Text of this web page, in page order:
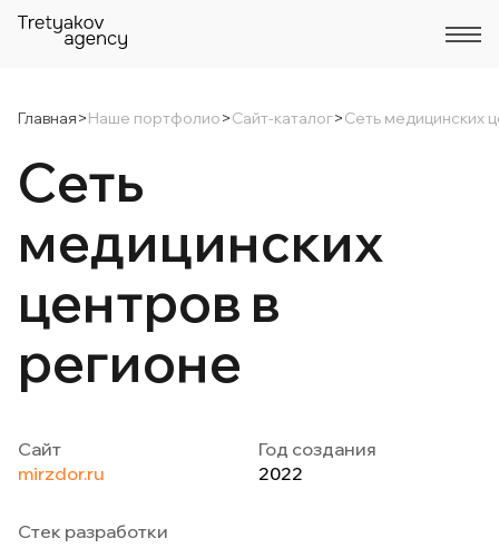
Главная>Наше портфолио>Сайт-каталог>Сеть медицинских
Сеть
медицинских
центров в
регионе
Сайт
mirzdor.ru
Год создания
2022
Стек разработки